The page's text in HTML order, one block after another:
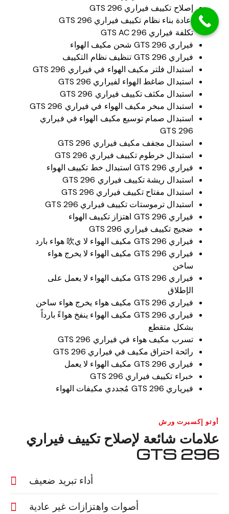
إصلاح تكييف فيراري 296 GTS
إعادة بناء نظام تكييف فيراري 296 GTS
تكلفة فيراري 296 GTS AC
فيراري 296 GTS شحن مكيف الهواء
فيراري 296 GTS تنظيف نظام التكييف
استبدال فلتر مكيف الهواء في فيراري 296 GTS
استبدال ضاغط الهواء لفيراري 296 GTS
استبدال مكثف تكييف فيراري 296 GTS
استبدال مبخر مكيف الهواء في فيراري 296 GTS
استبدال صمام توسيع مكيف الهواء في فيراري
296 GTS
استبدال مجفف مكيف فيراري 296 GTS
استبدال خرطوم تكييف فيراري 296 GTS
فيراري 296 GTS استبدال خط تكييف الهواء
استبدال ريشة تكييف فيراري 296 GTS
استبدال مفتاح تكييف فيراري 296 GTS
استبدال ترموستات تكييف فيراري 296 GTS
فيراري 296 GTS اهتزاز تكييف الهواء
ضجيج تكييف فيراري 296 GTS
فيراري 296 GTS مكيف الهواء لا ي吹 هواء بارد
فيراري 296 GTS مكيف الهواء لا يخرج هواء
ساخن
فيراري 296 GTS مكيف الهواء لا يعمل على
الإطلاق
فيراري 296 GTS مكيف هواء يخرج هواء ساخن
فيراري 296 GTS مكيف الهواء ينفخ هواءً بارداً
بشكل متقطع
تسرب مكيف هواء في فيراري 296 GTS
رائحة احتراق مكيف في فيراري 296 GTS
فيراري 296 GTS مكيف الهواء لا يعمل
خبراء تكييف فيراري 296 GTS
فيرياري 296 GTS مُجددي مكيفات الهواء
أوتو إكسبرت ورش
علامات شائعة لإصلاح تكييف فيراري
296 GTS
أداء تبريد ضعيف
أصوات واهتزازات غير عادية